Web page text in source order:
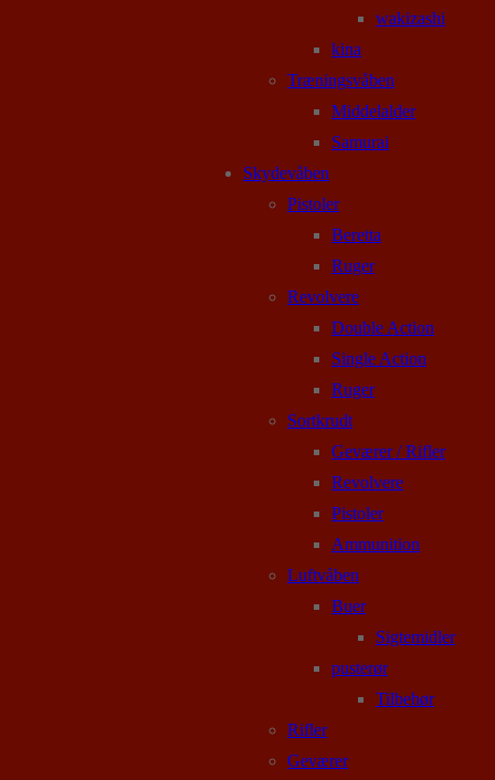
wakizashi
kina
Træningsvåben
Middelalder
Samurai
Skydevåben
Pistoler
Beretta
Ruger
Revolvere
Double Action
Single Action
Ruger
Sortkrudt
Geværer / Rifler
Revolvere
Pistoler
Ammunition
Luftvåben
Buer
Sigtemidler
pusterør
Tilbehør
Rifler
Geværer